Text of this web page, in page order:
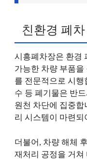
친환경 폐
시흥폐차장은 환경
가능한 차량 부품을
를 전문적으로 시행
수 등 폐기물은 반
원천 차단에 집중합
리 시스템이 마련되
더불어, 차량 해체
재처리 공정을 거쳐